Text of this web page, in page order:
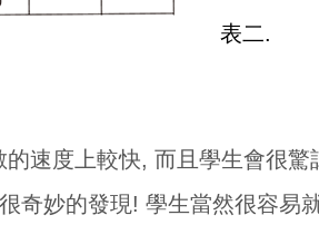
表二.
速度上較快, 而且學生會很
奇妙的發現! 學生當然很容易